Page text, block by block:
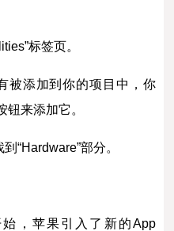
标签页。
被添加到你的项目中，你
钮来添加它。
“Hardware”部分。
，苹果引入了新的App